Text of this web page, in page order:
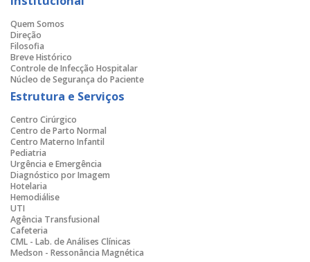
Quem Somos
Direção
Filosofia
Breve Histórico
Controle de Infecção Hospitalar
Núcleo de Segurança do Paciente
Estrutura e Serviços
Centro Cirúrgico
Centro de Parto Normal
Centro Materno Infantil
Pediatria
Urgência e Emergência
Diagnóstico por Imagem
Hotelaria
Hemodiálise
UTI
Agência Transfusional
Cafeteria
CML - Lab. de Análises Clínicas
Medson - Ressonância Magnética